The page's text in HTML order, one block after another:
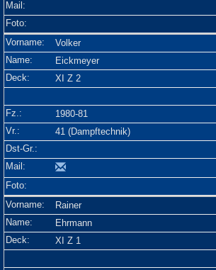
Volker
Eickmeyer
XI Z 2
1980-81
41 (Dampftechnik)
Rainer
Ehrmann
XI Z 1